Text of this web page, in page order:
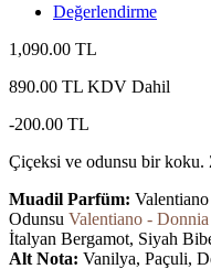
Değerlendirme
1,090.00 TL
890.00 TL KDV Dahil
-200.00 TL
Çiçeksi ve odunsu bir koku.
Muadil Parfüm:
Odunsu Valentiano -
İtalyan Bergamot, Siyah
Alt Nota: Vanilya, Paçuli,